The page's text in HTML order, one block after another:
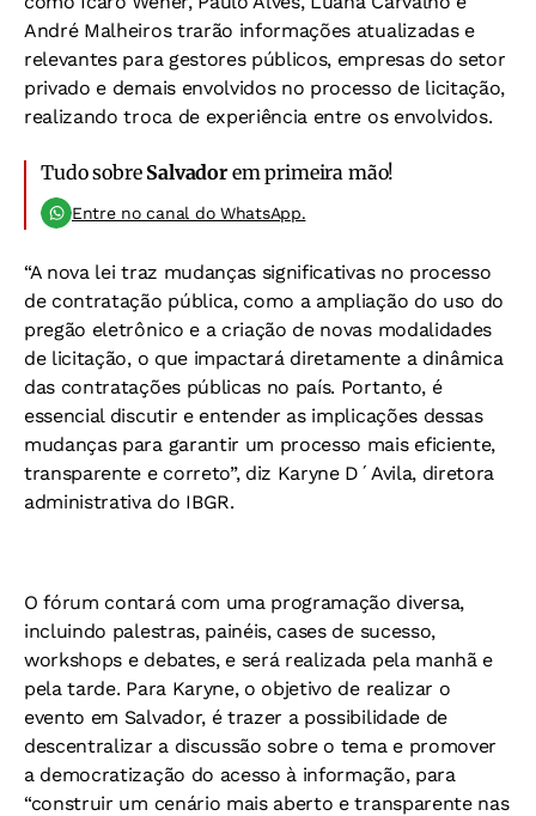
André Malheiros trarão informações atualizadas e
relevantes para gestores públicos, empresas do setor
privado e demais envolvidos no processo de licitação,
realizando troca de experiência entre os envolvidos.
Tudo sobre Salvadorem primeira mão!
Entre no canal do WhatsApp.
“A nova lei traz mudanças significativas no processo
de contratação pública, como a ampliação do uso do
pregão eletrônico e a criação de novas modalidades
de licitação, o que impactará diretamente a dinâmica
das contratações públicas no país. Portanto, é
essencial discutir e entender as implicações dessas
mudanças para garantir um processo mais eficiente,
transparente e correto”, diz Karyne D´Avila, diretora
administrativa do IBGR.
O fórum contará com uma programação diversa,
incluindo palestras, painéis, cases de sucesso,
workshops e debates, e será realizada pela manhã e
pela tarde. Para Karyne, o objetivo de realizar o
evento em Salvador, é trazer a possibilidade de
descentralizar a discussão sobre o tema e promover
a democratização do acesso à informação, para
“construir um cenário mais aberto e transparente nas